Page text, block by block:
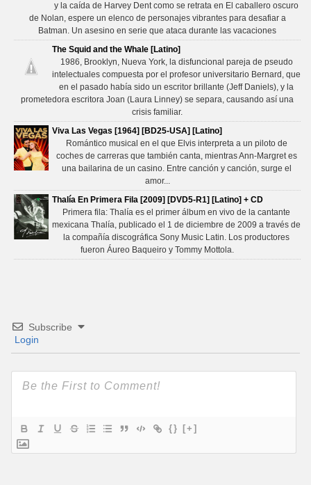
y la caída de Harvey Dent como se retrata en El caballero oscuro
de Nolan, espere un elenco de personajes vibrantes para desafiar a
Batman. Un asesino en serie que ataca durante las vacaciones
The Squid and the Whale [Latino]
1986, Brooklyn, Nueva York, la disfuncional pareja de pseudo
intelectuales compuesta por el profesor universitario Bernard, que
en el pasado había sido un escritor brillante (Jeff Daniels), y la
prometedora escritora Joan (Laura Linney) se separa, causando así una
crisis familiar.
Viva Las Vegas [1964] [BD25-USA] [Latino]
Romántico musical en el que Elvis interpreta a un piloto de
coches de carreras que también canta, mientras Ann-Margret es
una bailarina de un casino. Entre canción y canción, surge el
amor...
Thalía En Primera Fila [2009] [DVD5-R1] [Latino] + CD
Primera fila: Thalía​ es el primer álbum en vivo de la cantante
mexicana Thalía, publicado el 1 de diciembre de 2009 a través de
la compañía discográfica Sony Music Latin. Los productores
fueron Áureo Baqueiro y Tommy Mottola.
Subscribe
Login
{} [+]